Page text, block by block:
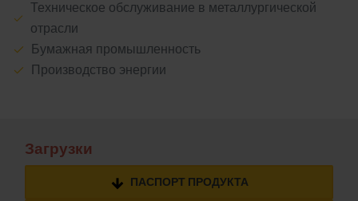
Техническое обслуживание в металлургической
отрасли
Бумажная промышленность
Производство энергии
Загрузки
ПАСПОРТ ПРОДУКТА